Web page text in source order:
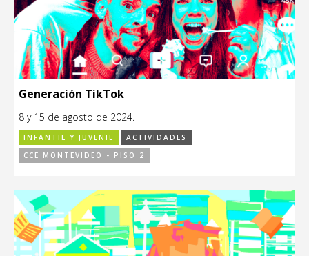
Generación TikTok
8 y 15 de agosto de 2024.
INFANTIL Y JUVENIL
ACTIVIDADES
CCE MONTEVIDEO - PISO 2